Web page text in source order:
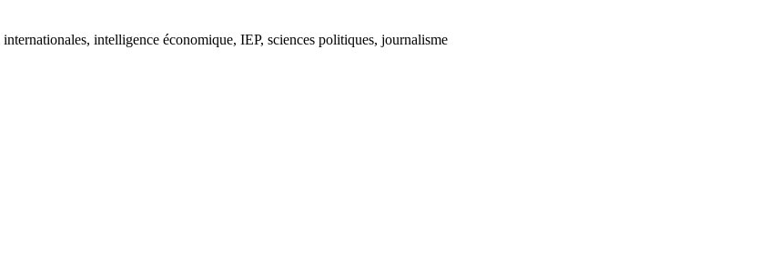
intelligence économique, IEP, sciences politiques, journalisme